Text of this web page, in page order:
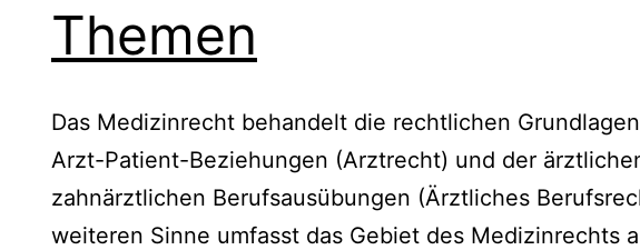
Themen
Das Medizinrecht behandelt die rechtlichen
Arzt-Patient-Beziehungen (Arztrecht) und der
zahnärztlichen Berufsausübungen (Ärztliches
weiteren Sinne umfasst das Gebiet des Medizinrechts